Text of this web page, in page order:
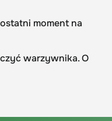
moment na
warzywnika. O